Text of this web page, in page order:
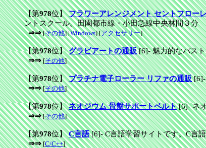
【第978位】フラワーアレンジメント セントフロー
ントスクール。田園都市線・小田急線中央林間３分
⇒⇒[その他] [Windows] [アクセサリー]
【第978位】グラビアートの通販[6]-魅力的なバス
⇒⇒[その他]
【第978位】プラチナ電子ローラー リファの通販[6]-
⇒⇒[その他]
【第978位】ネオジウム 骨盤サポートベルト[6]-ネ
⇒⇒[その他]
【第978位】C言語[6]-C言語学習サイトです。C言
⇒⇒[C/C++]